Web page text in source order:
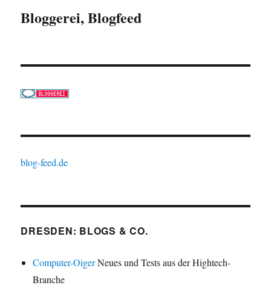
Bloggerei, Blogfeed
blog-feed.de
DRESDEN: BLOGS & CO.
Computer-OigerNeues und Tests aus der Hightech-
Branche